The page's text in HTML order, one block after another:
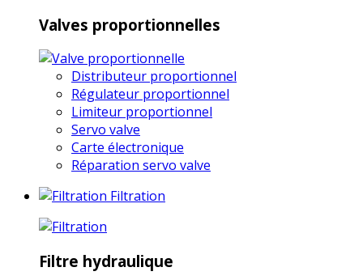
Valves proportionnelles
Distributeur proportionnel
Régulateur proportionnel
Limiteur proportionnel
Servo valve
Carte électronique
Réparation servo valve
Filtration
Filtre hydraulique